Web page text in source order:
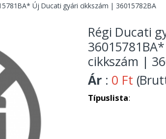
Új Ducati gyári cikkszám | 36015782BA
Régi Ducati
cikkszám |
Ár : 0 Ft
Típuslista: